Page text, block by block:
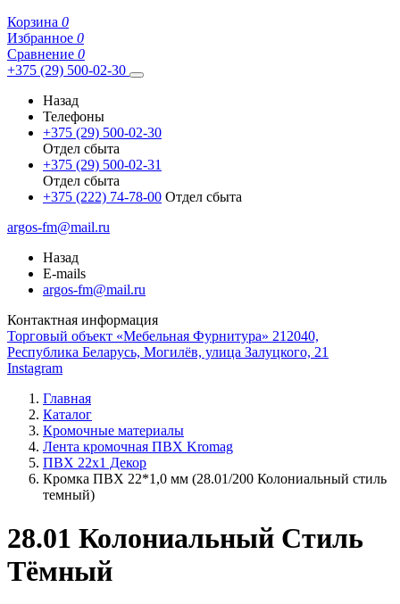
Корзина 0
Избранное 0
Сравнение 0
+375 (29) 500-02-30
Назад
Телефоны
+375 (29) 500-02-30
Отдел сбыта
+375 (29) 500-02-31
Отдел сбыта
+375 (222) 74-78-00 Отдел сбыта
argos-fm@mail.ru
Назад
E-mails
argos-fm@mail.ru
Контактная информация
Торговый объект «Мебельная Фурнитура» 212040,
Республика Беларусь, Могилёв, улица Залуцкого, 21
Instagram
Главная
Каталог
Кромочные материалы
Лента кромочная ПВХ Kromag
ПВХ 22x1 Декор
Кромка ПВХ 22*1,0 мм (28.01/200 Колониальный стиль
темный)
28.01 Колониальный Стиль
Тёмный